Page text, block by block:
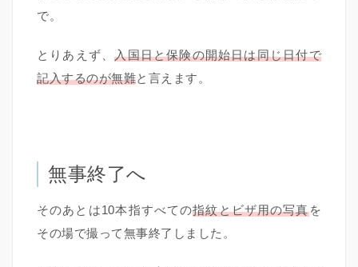
で。
とりあえず、入国日と保険の開始日は同じ日付で
記入するのが無難と言えます。
無事終了へ
そのあとは10本指すべての指紋とビザ用の写真を
その場で撮って無事終了しました。